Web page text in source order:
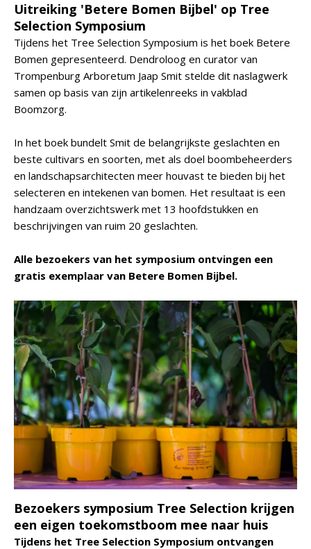
Uitreiking 'Betere Bomen Bijbel' op Tree
Selection Symposium
Tijdens het Tree Selection Symposium is het boek Betere
Bomen gepresenteerd. Dendroloog en curator van
Trompenburg Arboretum Jaap Smit stelde dit naslagwerk
samen op basis van zijn artikelenreeks in vakblad
Boomzorg.
In het boek bundelt Smit de belangrijkste geslachten en
beste cultivars en soorten, met als doel boombeheerders
en landschapsarchitecten meer houvast te bieden bij het
selecteren en intekenen van bomen. Het resultaat is een
handzaam overzichtswerk met 13 hoofdstukken en
beschrijvingen van ruim 20 geslachten.
Alle bezoekers van het symposium ontvingen een
gratis exemplaar van Betere Bomen Bijbel.
Bezoekers symposium Tree Selection krijgen
een eigen toekomstboom mee naar huis
Tijdens het Tree Selection Symposium ontvangen